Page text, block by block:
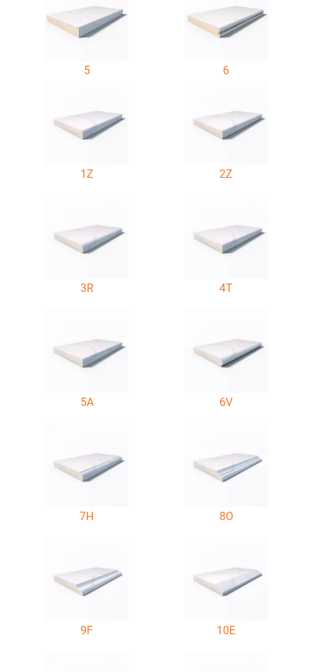
5 6
1Z 2Z
3R 4T
5A 6V
7H 8O
9F 10E